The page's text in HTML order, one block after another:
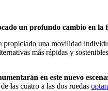
un profundo cambio en
propiciado una movilidad
más rápidas y
en este nuevo
las cuatro a las dos ruedas